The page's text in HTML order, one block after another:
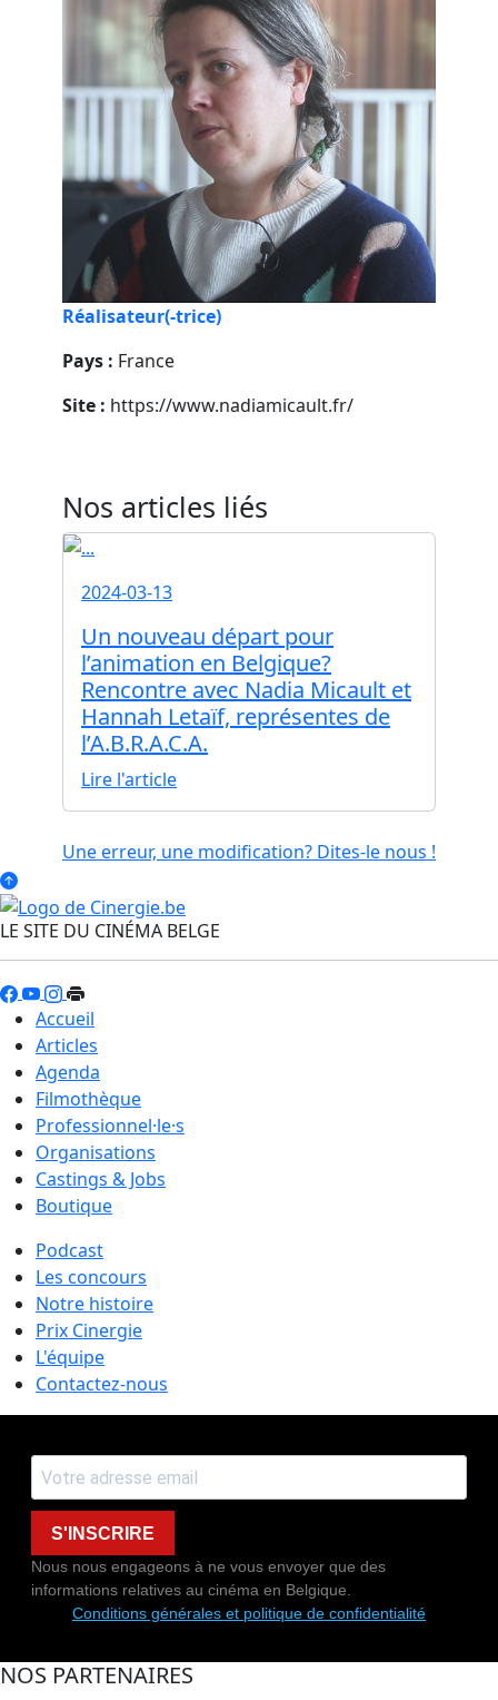
Réalisateur(-trice)
Pays : France
Site : https://www.nadiamicault.fr/
Nos articles liés
2024-03-13
Un nouveau départ pour
l’animation en Belgique?
Rencontre avec Nadia Micault et
Hannah Letaïf, représentes de
l’A.B.R.A.C.A.
Lire l'article
Une erreur, une modification? Dites-le nous !
LE SITE DU CINÉMA BELGE
Accueil
Articles
Agenda
Filmothèque
Professionnel·le·s
Organisations
Castings & Jobs
Boutique
Podcast
Les concours
Notre histoire
Prix Cinergie
L'équipe
Contactez-nous
S'INSCRIRE
Nous nous engageons à ne vous envoyer que des
informations relatives au cinéma en Belgique.
Conditions générales et politique de confidentialité
NOS PARTENAIRES